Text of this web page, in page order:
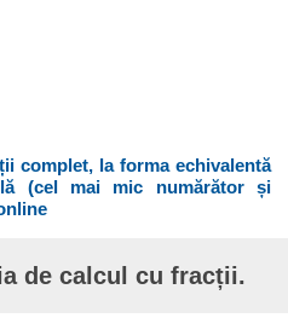
complet, la forma echivalentă
(cel mai mic numărător și
de calcul cu fracții.